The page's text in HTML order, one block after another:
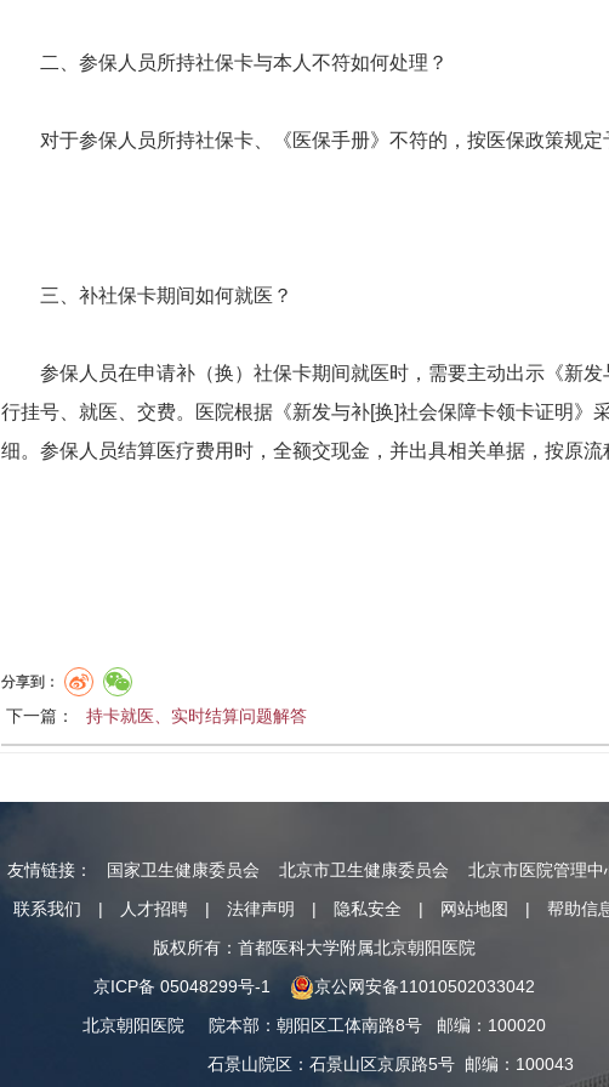
二、参保人员所持社保卡与本人不符如何处理？
对于参保人员所持社保卡、《医保手册》不符的，按医保政策规定
三、补社保卡期间如何就医？
参保人员在申请补（换）社保卡期间就医时，需要主动出示《新发
行挂号、就医、交费。医院根据《新发与补[换]社会保障卡领卡证明》
细。参保人员结算医疗费用时，全额交现金，并出具相关单据，按原流
分享到：
下一篇： 持卡就医、实时结算问题解答
友情链接： 国家卫生健康委员会 北京市卫生健康委员会
北京市医院管理中
联系我们
| 人才招聘 | 法律声明 | 隐私安全 | 网站地图 |
帮助信
版权所有：首都医科大学附属北京朝阳医院
京ICP备 05048299号-1
京公网安备11010502033042
北京朝阳医院
院本部 ： 朝阳区工体南路8号 邮编：100020
石景山院区 ： 石景山区京原路5号 邮编：100043